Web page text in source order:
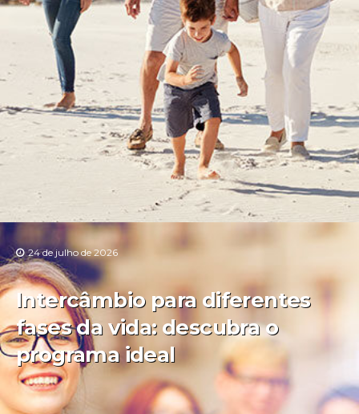
24 de julho de 2026
Intercâmbio para diferentes
fases da vida: descubra o
programa ideal